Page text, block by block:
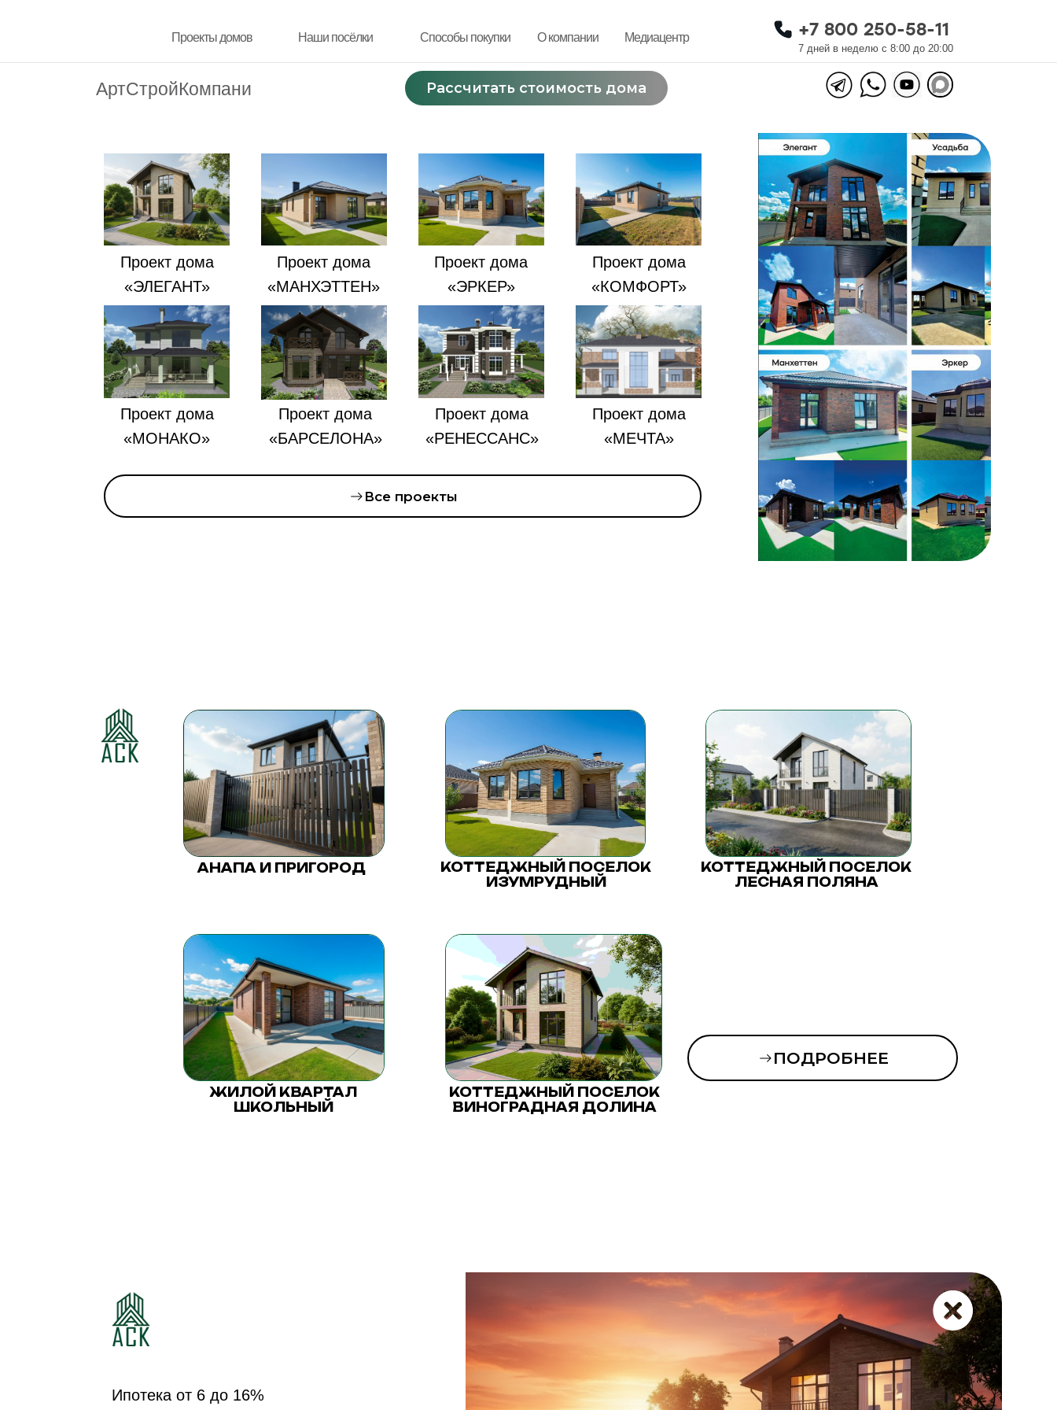
+7 800 250-58-11
7 дней в неделю с 8:00 до 20:00
Проекты домов Наши посёлки О компании Медиацентр
Способы покупки
Рассчитать стоимость дома
АртСтройКомпани
+7 800 250-58-11
Проекты домов Наши посёлки О компании Медиацентр
Способы покупки
Рассчитать стоимость дома
Проект дома
«ЭЛЕГАНТ»
Проект дома
«МАНХЭТТЕН»
Проект дома
«ЭРКЕР»
Проект дома
«КОМФОРТ»
Проект дома
«МОНАКО»
Проект дома
«БАРСЕЛОНА»
Проект дома
«РЕНЕССАНС»
Проект дома
«МЕЧТА»
Все проекты
ПОДРОБНЕЕ
КОТТЕДЖНЫЙ ПОСЕЛОК
ВИНОГРАДНАЯ ДОЛИНА
КОТТЕДЖНЫЙ ПОСЕЛОК
ИЗУМРУДНЫЙ
КОТТЕДЖНЫЙ ПОСЕЛОК
ЛЕСНАЯ ПОЛЯНА
ЖИЛОЙ КВАРТАЛ
ШКОЛЬНЫЙ
АНАПА И ПРИГОРОД
Ипотека от 6 до 16%